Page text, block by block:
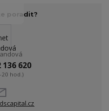
poradit?
136 620
20 hod.)